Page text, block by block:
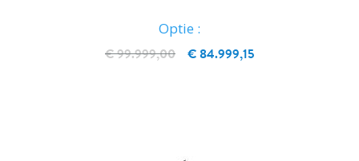
Optie :
€ 84.999,15
€ 99.999,00